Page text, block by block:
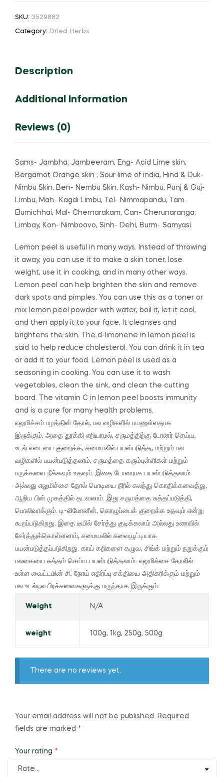
Limbu
skin
SKU: 3529882
Category: Dried Herbs
Description
Additional Information
Reviews (0)
Sams- Jambha; Jambeeram, Eng- Acid Lime skin,
Bergamot Orange skin ; Sour lime of india, Hind & Duk-
Nimbu Skin, Ben- Nembu Skin, Kash- Nimbu, Punj & Guj-
Limbu, Mah- Kagdi Limbu, Tel- Nimmapandu, Tam-
Elumichhai, Mal- Chernarakam, Can- Cherunaranga;
Limbay, Kon- Nimboovo, Sinh- Dehi, Burm- Samyasi.
Lemon peel is useful in many ways. Instead of throwing
it away, you can use it to make a skin toner, lose
weight, use it in cooking, and in many other ways.
Lemon peel can help brighten the skin and remove
dark spots and pimples. You can use this as a toner or
mix lemon peel powder with water, boil it, let it cool,
and then apply it to your face. It cleanses and
brightens the skin.
The d-limonene in lemon peel is
said to help reduce cholesterol. You can drink it in tea
or add it to your food. Lemon peel is used as a
seasoning in cooking. You can use it to wash
vegetables, clean the sink, and clean the cutting
board.
The vitamin C in lemon peel boosts immunity
and is a cure for many health problems.
எலுமிச்சம் பழத்தின் தோல், பல வழிகளில் பயனுள்ளதாக
இருக்கும். அதை தூக்கி எறியாமல், சருமத்திற்கு டோனர் செய்ய,
உடல் எடையை குறைக்க, சமையலில் பயன்படுத்த, மற்றும் பல
வழிகளில் பயன்படுத்தலாம். சருமத்தை கரும்புள்ளிகள் மற்றும்
பருக்களை நீக்கவும் உதவும். இதை டோனராக பயன்படுத்தலாம்
அல்லது எலுமிச்சை தோல் பொடியை நீரில் கலந்து கொதிக்கவைத்து,
ஆறிய பின் முகத்தில் தடவலாம். இது சருமத்தை சுத்தப்படுத்தி,
பொலிவாக்கும். டி-லிமோனீன், கொழுப்பைக் குறைக்க உதவும் என்று
கூறப்படுகிறது. இதை டீயில் சேர்த்து குடிக்கலாம் அல்லது உணவில்
சேர்த்துக்கொள்ளலாம், சமையலில் சுவையூட்டியாக
பயன்படுத்தப்படுகிறது. காய் கறிகளை கழுவ, சிங்க் மற்றும் நறுக்கும்
பலகையை சுத்தம் செய்ய பயன்படுத்தலாம். எலுமிச்சை தோலில்
உள்ள வைட்டமின் சி, நோய் எதிர்ப்பு சக்தியை அதிகரிக்கும் மற்றும்
பல உடல்நல பிரச்சனைகளுக்கு மருந்தாக இருக்கும்.
Weight N/A
weight 100g, 1kg, 250g, 500g
There are no reviews yet.
Your email address will not be published. Required
fields are marked *
Your rating *